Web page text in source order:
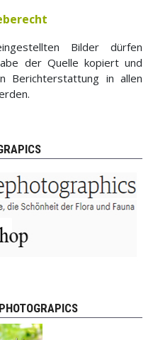
Bilder dürfen
der Quelle kopiert und
Berichterstattung in allen